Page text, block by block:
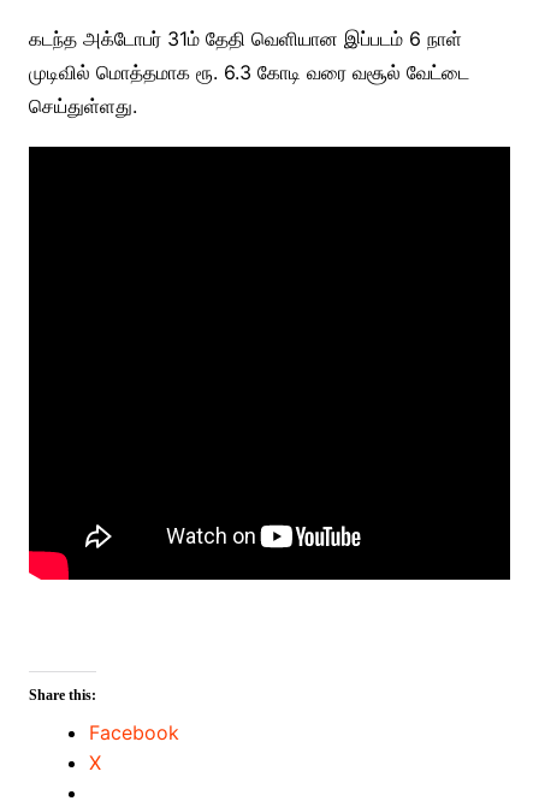
கடந்த அக்டோபர் 31ம் தேதி வெளியான இப்படம் 6 நாள்
முடிவில் மொத்தமாக ரூ. 6.3 கோடி வரை வசூல் வேட்டை
செய்துள்ளது.
Share this:
Facebook
X